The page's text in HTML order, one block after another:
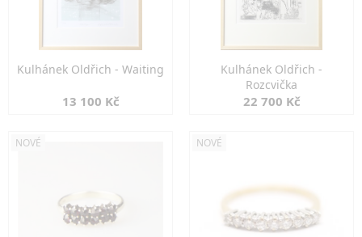
Kulhánek Oldřich - Waiting
13 100 Kč
Kulhánek Oldřich -
Rozcvička
22 700 Kč
NOVÉ NOVÉ